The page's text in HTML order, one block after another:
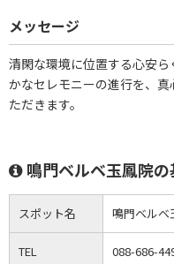
メッセージ
清閑な環境に位置する心安
かなセレモニーの進行を、
ただきます。
鳴門ベルベ玉鳳院
スポット名 鳴門ベルベ
TEL 088-686-